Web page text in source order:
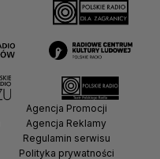
Agencja Promocji
Agencja Reklamy
Regulamin serwisu
Polityka prywatności